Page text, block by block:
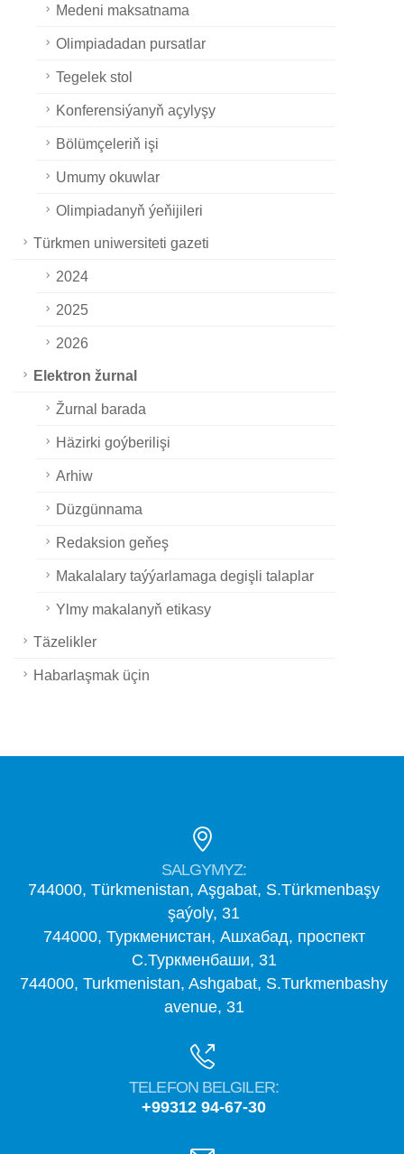
Medeni maksatnama
Olimpiadadan pursatlar
Tegelek stol
Konferensiýanyň açylyşy
Bölümçeleriň işi
Umumy okuwlar
Olimpiadanyň ýeňijileri
Türkmen uniwersiteti gazeti
2024
2025
2026
Elektron žurnal
Žurnal barada
Häzirki goýberilişi
Arhiw
Düzgünnama
Redaksion geňeş
Makalalary taýýarlamaga degişli talaplar
Ylmy makalanyň etikasy
Täzelikler
Habarlaşmak üçin
SALGYMYZ:
744000, Türkmenistan, Aşgabat, S.Türkmenbaşy
şaýoly, 31
744000, Туркменистан, Ашхабад, проспект
С.Туркменбаши, 31
744000, Turkmenistan, Ashgabat, S.Turkmenbashy
avenue, 31
TELEFON BELGILER:
+99312 94-67-30